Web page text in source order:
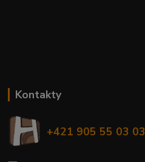
Kontakty
+421 905 55 03 03